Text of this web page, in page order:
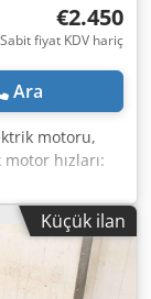
€2.450
Sabit fiyat KDV hariç
Ara
motoru,
hızları:
100-400V -
tipi: MVD
Çap mili: Ø
1740 kg
Küçük ilan